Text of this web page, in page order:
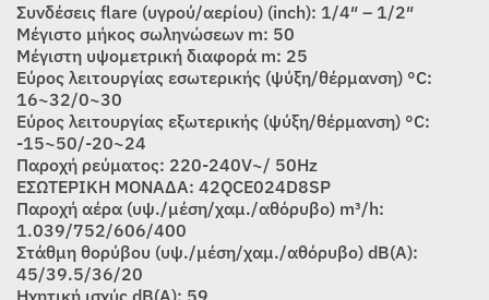
Συνδέσεις flare (υγρού/αερίου) (inch): 1/4″ – 1/2″
Μέγιστο μήκος σωληνώσεων m: 50
Μέγιστη υψομετρική διαφορά m: 25
Εύρος λειτουργίας εσωτερικής (ψύξη/θέρμανση) °C:
16~32/0~30
Εύρος λειτουργίας εξωτερικής (ψύξη/θέρμανση) °C:
-15~50/-20~24
Παροχή ρεύματος: 220-240V~/ 50Hz
ΕΣΩΤΕΡΙΚΗ ΜΟΝΑΔΑ: 42QCE024D8SP
Παροχή αέρα (υψ./μέση/χαμ./αθόρυβο) m³/h:
1.039/752/606/400
Στάθμη θορύβου (υψ./μέση/χαμ./αθόρυβο) dB(A):
45/39.5/36/20
Ηχητική ισχύς dB(A): 59